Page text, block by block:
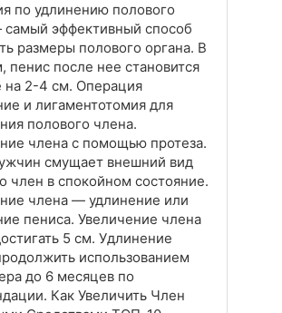
по удлинению полового
эффективный способ
размеры полового органа. В
пенис после нее становится
на 2-4 см. Операция
и лигаментотомия для
полового члена.
члена с помощью протеза.
смущает внешний вид
член в спокойном состояние.
члена — удлинение или
пениса. Увеличение члена
5 см. Удлинение
использованием
до 6 месяцев по
Как Увеличить Член